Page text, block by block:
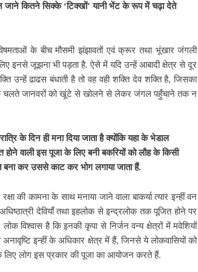
कितने सिक्के ‘टिक्खों’ यानी भेंट के रूप में चढ़ा देते
के बीच मौसमी झंझावतों एवं क्रूर तथा भूंखार जंगली
इनसे जूझना भी पड़ता है. ऐसे में यदि उन्हें आबादी क्षेत्र से दूर
उन्हें ढाढस बंधाती है तो वह वही शक्ति देव शक्ति है, जिसका
के चलते जानवरों को खूंटे से खोलने से लेकर जंगल पहुँचाने तक न
के दिन ही मना दिया जाता है क्योंकि यहा के भेडाल
होने वाली इस पूजा के लिए बनी बकरियों को लौह के किसी
बना कर उससे काट कर भोग लगाया जाता हैं.
की कामना के साथ मनाया जाने वाला बाकर्या त्यार इन्हीं वन
देवियाँ तथा इहलोक से इन्द्रलोक तक पूजित होने पर
लोक विश्वास है कि इनकी कृपा से निर्जन वन्य क्षेत्रों में मवेशियों
इन्हीं के अधिकार क्षेत्र में हैं, जिनसे ये लोकवासियों को
लोग इस प्रकार की पूजा का आयोजन करते हैं.